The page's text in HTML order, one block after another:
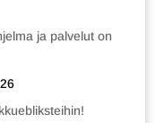
ja palvelut on